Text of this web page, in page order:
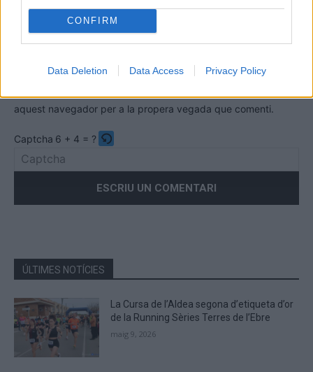
CONFIRM
Data Deletion Data Access Privacy Policy
aquest navegador per a la propera vegada que comenti.
Captcha 6 + 4 = ?
the
the
CAPTCHA
to
verify
that
you
ÚLTIMES NOTÍCIES
La Cursa de l’Aldea segona d’etiqueta d’or
de la Running Sèries Terres de l’Ebre
maig 9, 2026